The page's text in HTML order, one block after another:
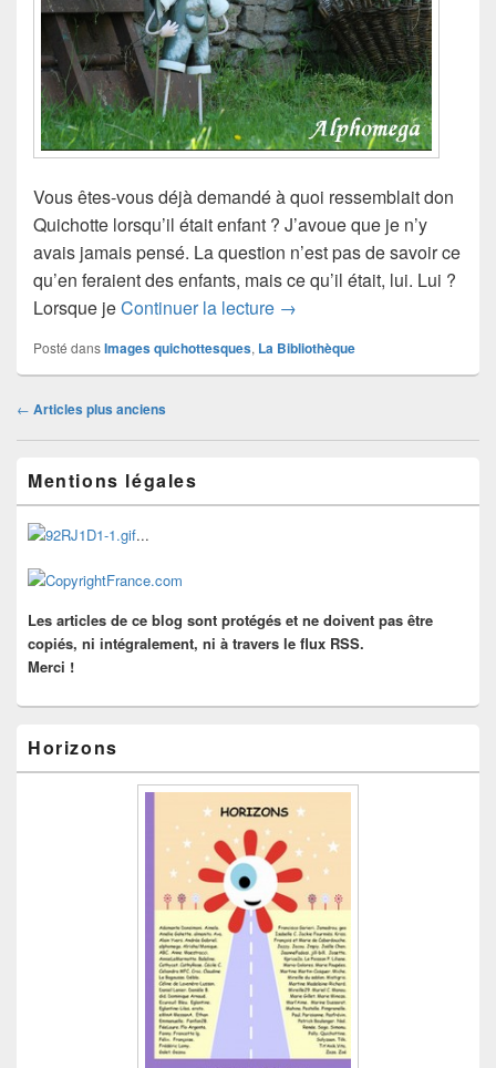
Vous êtes-vous déjà demandé à quoi ressemblait don
Quichotte lorsqu’il était enfant ? J’avoue que je n’y
avais jamais pensé. La question n’est pas de savoir ce
qu’en feraient des enfants, mais ce qu’il était, lui. Lui ?
Lorsque jeContinuer la lecture Quichotte (24)
→
Posté dansImages quichottesques, La Bibliothèque
Navigation
articles
← Articles plus anciens
principale
de
widget
pour
barre
Mentions légales
...
Les articles de ce blog sont protégés et ne doivent pas être
copiés, ni intégralement, ni à travers le flux RSS.
Merci !
Horizons